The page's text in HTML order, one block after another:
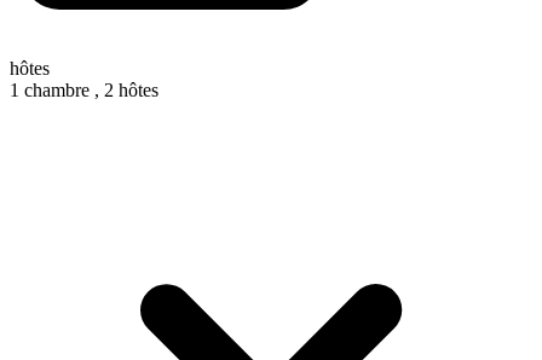
hôtes
1 chambre , 2 hôtes